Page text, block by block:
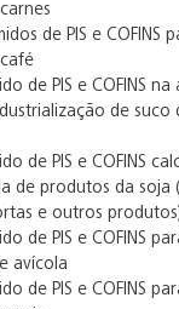
de PIS e COFINS
de PIS e COFINS
de suco
de PIS e COFINS
de produtos da soja
e outros
de PIS e COFINS
avícola
de PIS e COFINS